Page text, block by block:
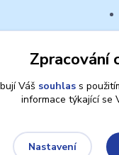
Zpracování
Váš souhlass
informace týkající se
Nastavení